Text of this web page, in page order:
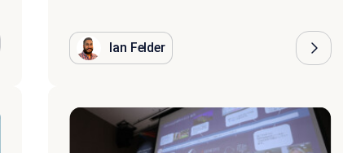
Ian Felder